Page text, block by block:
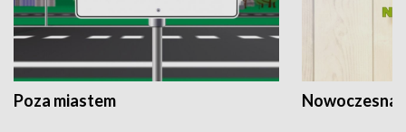
Poza miastem Nowoczesna